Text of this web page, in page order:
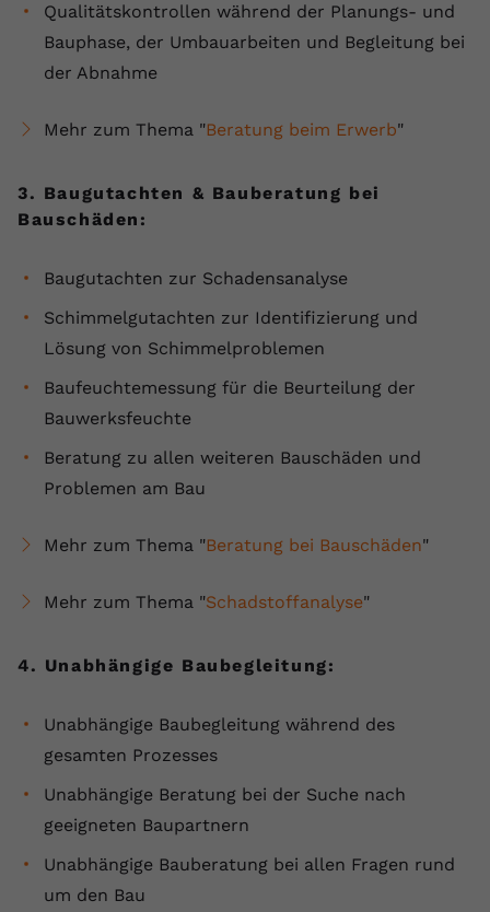
Qualitätskontrollen während der Planungs- und
Bauphase, der Umbauarbeiten und Begleitung bei
der Abnahme
Mehr zum Thema "Beratung beim Erwerb"
3. Baugutachten & Bauberatung bei
Bauschäden:
Baugutachten zur Schadensanalyse
Schimmelgutachten zur Identifizierung und
Lösung von Schimmelproblemen
Baufeuchtemessung für die Beurteilung der
Bauwerksfeuchte
Beratung zu allen weiteren Bauschäden und
Problemen am Bau
Mehr zum Thema "Beratung bei Bauschäden"
Mehr zum Thema "Schadstoffanalyse"
4. Unabhängige Baubegleitung:
Unabhängige Baubegleitung während des
gesamten Prozesses
Unabhängige Beratung bei der Suche nach
geeigneten Baupartnern
Unabhängige Bauberatung bei allen Fragen rund
um den Bau